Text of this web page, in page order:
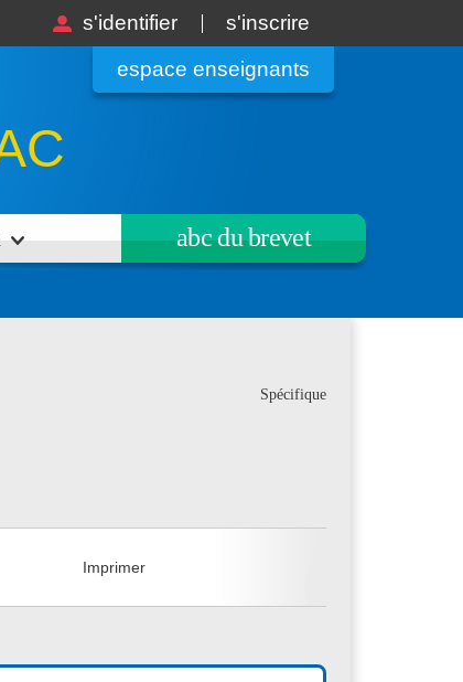
s'identifier
s'inscrire
espace enseignants
abc du brevet
Spécifique
Imprimer